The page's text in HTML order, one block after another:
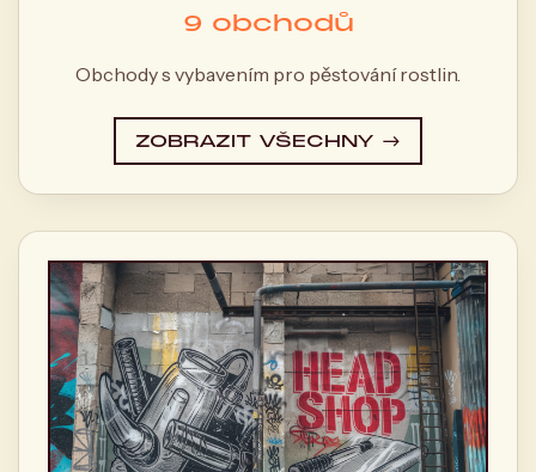
9 obchodů
Obchody s vybavením pro pěstování rostlin.
ZOBRAZIT VŠECHNY →